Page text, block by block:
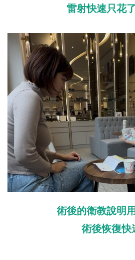
雷射快速只花
術後的衛教說明
術後恢復快